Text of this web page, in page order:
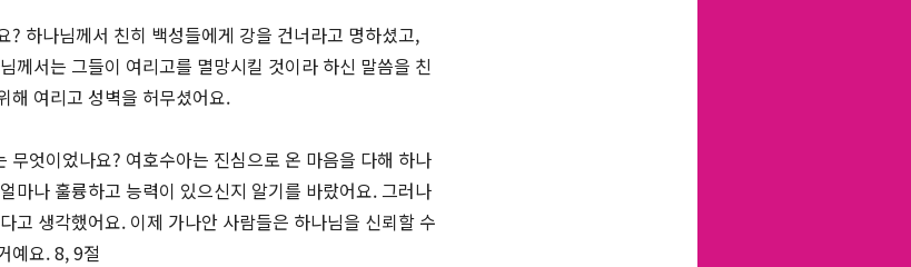
하나님께서 친히 백성들에게 강을 건너라고 명하셨고,
께서는 그들이 여리고를 멸망시킬 것이라 하신 말씀을 친
해 여리고 성벽을 허무셨어요.
엇이었나요? 여호수아는 진심으로 온 마음을 다해 하나
마나 훌륭하고 능력이 있으신지 알기를 바랐어요. 그러나
고 생각했어요. 이제 가나안 사람들은 하나님을 신뢰할 수
예요. 8, 9절